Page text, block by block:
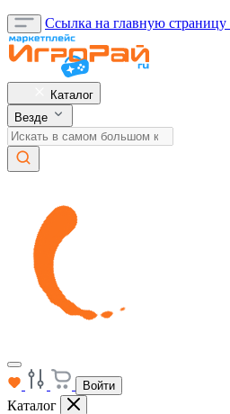
Ссылка на главную страницу
Каталог
Везде
Войти
Каталог